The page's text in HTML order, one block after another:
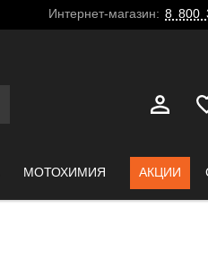
Интернет-магазин: 8 800
МОТОХИМИЯ АКЦИИ